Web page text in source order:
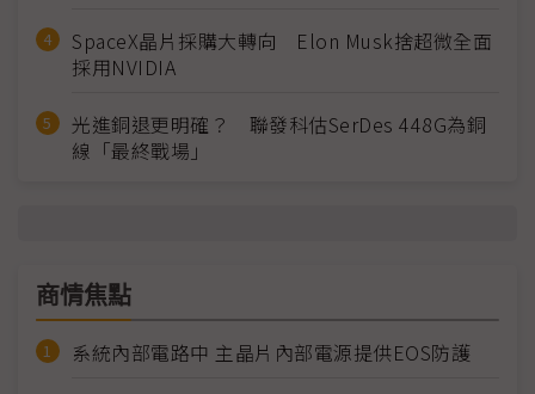
SpaceX晶片採購大轉向 Elon Musk捨超微全面
採用NVIDIA
光進銅退更明確？ 聯發科估SerDes 448G為銅
線「最終戰場」
商情焦點
系統內部電路中 主晶片內部電源提供EOS防護